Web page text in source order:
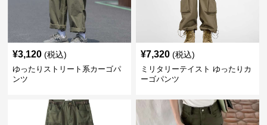
¥3,120 (税込)
ゆったりストリート系カーゴパ
ンツ
¥7,320 (税込)
ミリタリーテイスト ゆったりカ
ーゴパンツ